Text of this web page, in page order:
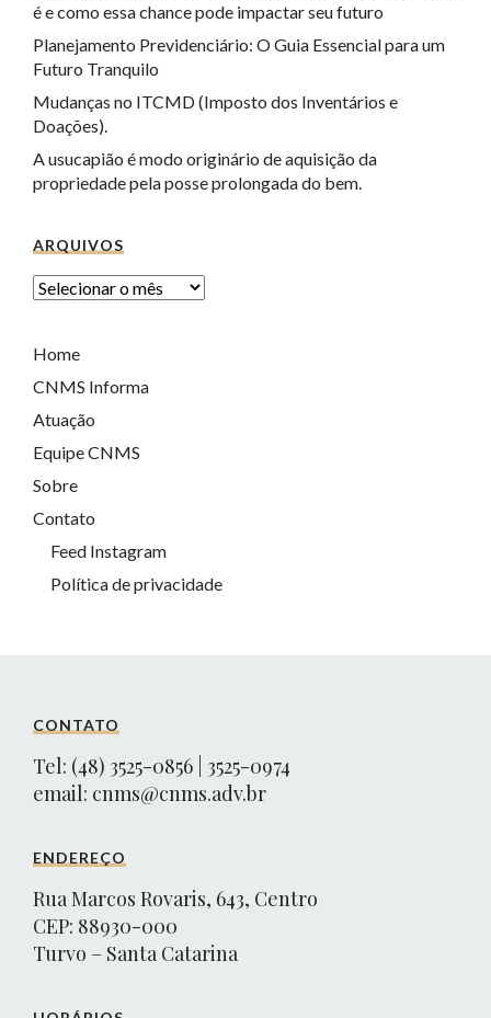
é e como essa chance pode impactar seu futuro
Planejamento Previdenciário: O Guia Essencial para um
Futuro Tranquilo
Mudanças no ITCMD (Imposto dos Inventários e
Doações).
A usucapião é modo originário de aquisição da
propriedade pela posse prolongada do bem.
ARQUIVOS
Home
CNMS Informa
Atuação
Equipe CNMS
Sobre
Contato
Feed Instagram
Política de privacidade
CONTATO
Tel: (48) 3525-0856 | 3525-0974
email: cnms@cnms.adv.br
ENDEREÇO
Rua Marcos Rovaris, 643, Centro
CEP: 88930-000
Turvo – Santa Catarina